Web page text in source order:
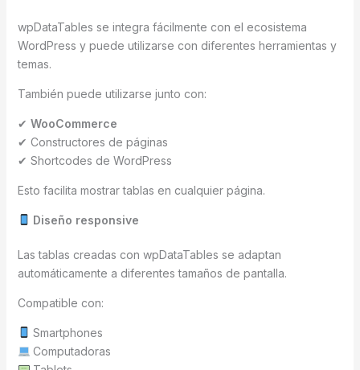
wpDataTables se integra fácilmente con el ecosistema
WordPress y puede utilizarse con diferentes herramientas y
temas.
También puede utilizarse junto con:
✔ WooCommerce
✔ Constructores de páginas
✔ Shortcodes de WordPress
Esto facilita mostrar tablas en cualquier página.
Diseño responsive
Las tablas creadas con wpDataTables se adaptan
automáticamente a diferentes tamaños de pantalla.
Compatible con:
Smartphones
Computadoras